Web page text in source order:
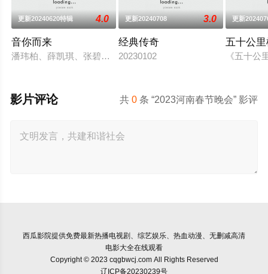
更新20240620特辑 4.0
音你而来
潘玮柏、薛凯琪、张碧晨、武艺、张紫宁、王琳凯、高卿尘7位
更新20240708 3.0
经典传奇
20230102
更新
五十公
《五十公
共0 条 “2023河南春节晚会” 影评
影片评论
西瓜影院提供免费最新热播电视剧、综艺娱乐、热血动漫、无删减高清
电影大全在线观看
Copyright © 2023 cqgbwcj.com All Rights Reserved
辽ICP备20230239号